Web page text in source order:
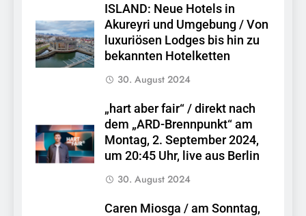
ISLAND: Neue Hotels in
Akureyri und Umgebung / Von
luxuriösen Lodges bis hin zu
bekannten Hotelketten
30. August 2024
„hart aber fair“ / direkt nach
dem „ARD-Brennpunkt“ am
Montag, 2. September 2024,
um 20:45 Uhr, live aus Berlin
30. August 2024
Caren Miosga / am Sonntag,